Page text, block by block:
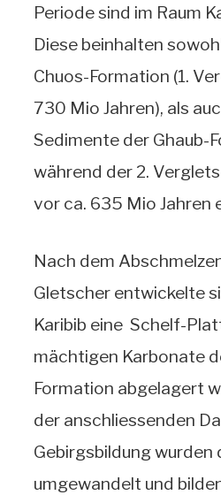
Periode sind im Raum
Diese beinhalten
Chuos-Formation (1.
730 Mio Jahren), als
Sedimente der Ghaub-
während der 2.
vor ca. 635 Mio Jahren
Nach dem
Gletscher entwickelte
Karibib eine Schelf-
mächtigen Karbonate
Formation abgelagert
der anschliessenden
Gebirgsbildung wurden
umgewandelt und